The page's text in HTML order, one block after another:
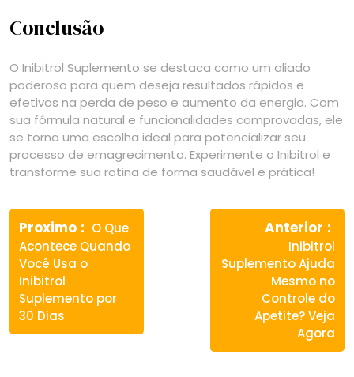
Conclusão
O Inibitrol Suplemento se destaca como um aliado
poderoso para quem deseja resultados rápidos e
efetivos na perda de peso e aumento da energia. Com
sua fórmula natural e funcionalidades comprovadas, ele
se torna uma escolha ideal para potencializar seu
processo de emagrecimento. Experimente o Inibitrol e
transforme sua rotina de forma saudável e prática!
Navegação
de
Post
Proximo
Previous
post:
O Que
Acontece Quando
Você Usa o
Inibitrol
Suplemento por
30 Dias
Anterior
Inibitrol
Suplemento Ajuda
Mesmo no
Controle do
Apetite? Veja
Agora